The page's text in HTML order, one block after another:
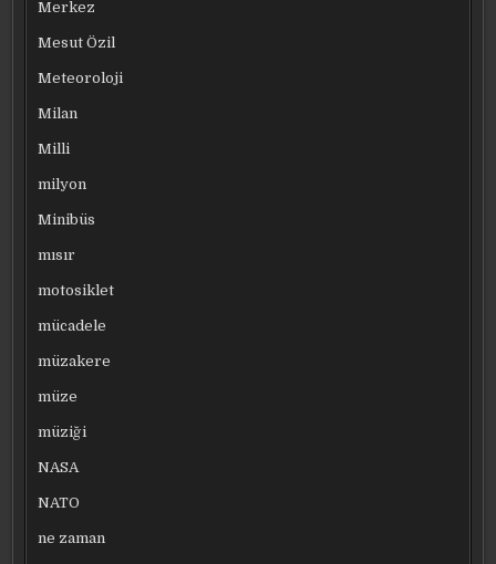
Merkez
Mesut Özil
Meteoroloji
Milan
Milli
milyon
Minibüs
mısır
motosiklet
mücadele
müzakere
müze
müziği
NASA
NATO
ne zaman